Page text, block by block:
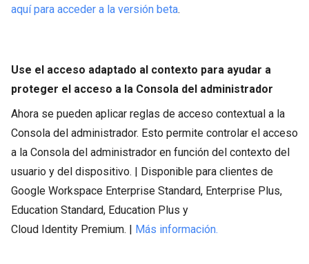
aquí para acceder a la versión beta.
Use el acceso adaptado al contexto para ayudar a
proteger el acceso a la Consola del administrador
Ahora se pueden aplicar reglas de acceso contextual a la
Consola del administrador. Esto permite controlar el acceso
a la Consola del administrador en función del contexto del
usuario y del dispositivo. | Disponible para clientes de
Google Workspace Enterprise Standard, Enterprise Plus,
Education Standard, Education Plus y
Cloud Identity Premium. | Más información.